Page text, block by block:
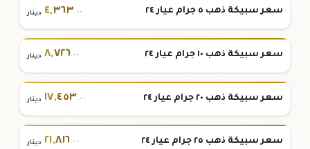
سعر سبيكة ذهب ٥ جرام عيار ٢٤ ٤,٣٦٣.٠٠ دينار
سعر سبيكة ذهب ١٠ جرام عيار ٢٤ ٨,٧٢٦.٠٠ دينار
سعر سبيكة ذهب ٢٠ جرام عيار ٢٤ ١٧,٤٥٣.٠٠ دينار
سعر سبيكة ذهب ٢٥ جرام عيار ٢٤ ٢١,٨١٦.٠٠ دينار